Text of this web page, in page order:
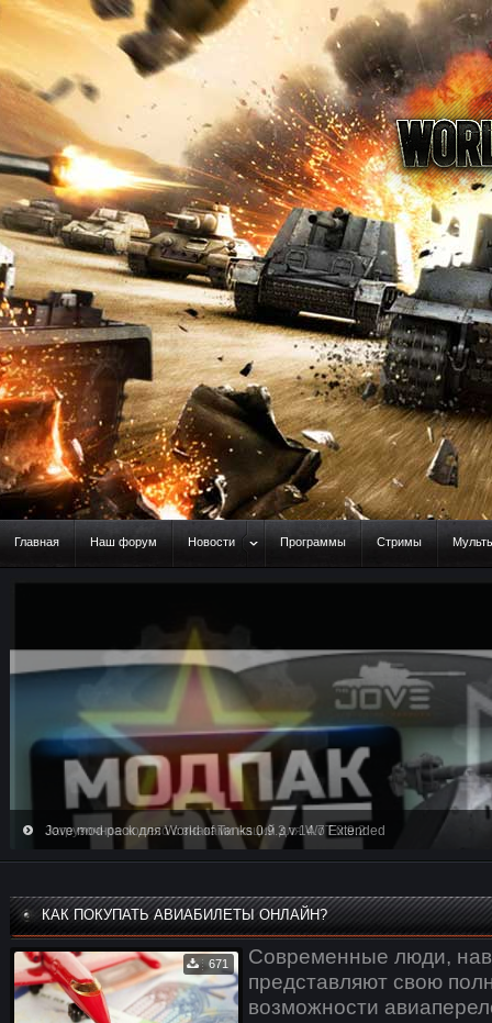
Главная Наш форум Новости Программы Стримы
Загрузочное колесо с знаками наций для WoT 0.9.2
КАК ПОКУПАТЬ АВИАБИЛЕТЫ ОНЛАЙН?
671
Современные люди,
представляют свою
возможности